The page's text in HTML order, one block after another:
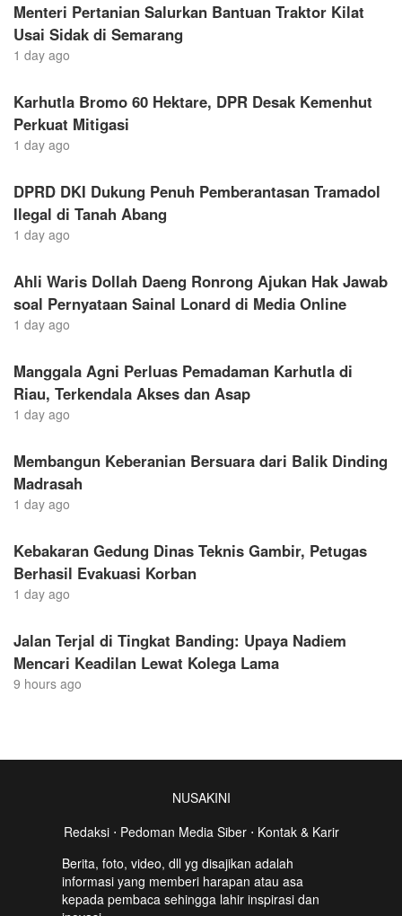
Menteri Pertanian Salurkan Bantuan Traktor Kilat
Usai Sidak di Semarang
1 day ago
Karhutla Bromo 60 Hektare, DPR Desak Kemenhut
Perkuat Mitigasi
1 day ago
DPRD DKI Dukung Penuh Pemberantasan Tramadol
Ilegal di Tanah Abang
1 day ago
Ahli Waris Dollah Daeng Ronrong Ajukan Hak Jawab
soal Pernyataan Sainal Lonard di Media Online
1 day ago
Manggala Agni Perluas Pemadaman Karhutla di
Riau, Terkendala Akses dan Asap
1 day ago
Membangun Keberanian Bersuara dari Balik Dinding
Madrasah
1 day ago
Kebakaran Gedung Dinas Teknis Gambir, Petugas
Berhasil Evakuasi Korban
1 day ago
Jalan Terjal di Tingkat Banding: Upaya Nadiem
Mencari Keadilan Lewat Kolega Lama
9 hours ago
NUSAKINI
Redaksi⋅ Pedoman Media Siber⋅ Kontak & Karir
Berita, foto, video, dll yg disajikan adalah
informasi yang memberi harapan atau asa
kepada pembaca sehingga lahir inspirasi dan